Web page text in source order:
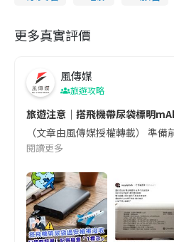
更多真實評價
風傳媒
旅遊攻略
旅遊注意｜搭飛機帶尿袋標明
（文章由風傳媒授權轉載） 準
閱讀更多